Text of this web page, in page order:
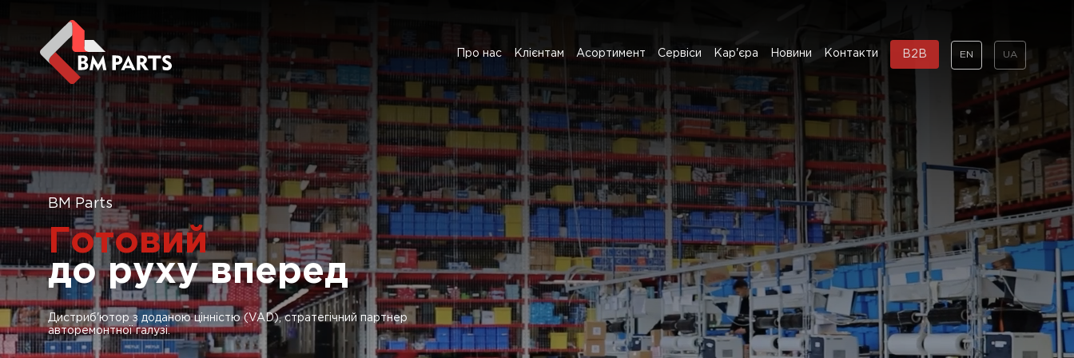
Про нас Клієнтам Асортимент Сервіси Кар'єра Новини Контакти B2B EN UA
BM Parts
Готовий
до руху вперед
Дистриб'ютор з доданою цінністю (VAD), стратегічний партнер
авторемонтної галузі.